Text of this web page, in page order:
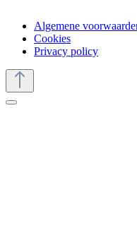
Algemene
Cookies
Privacy policy